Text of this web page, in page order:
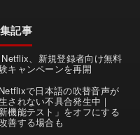
記事
Netflix、新規登録者向け無料
キャンペーンを再開
Netflixで日本語の吹替音声が
されない不具合発生中｜
新機能テスト」をオフにする
善する場合も